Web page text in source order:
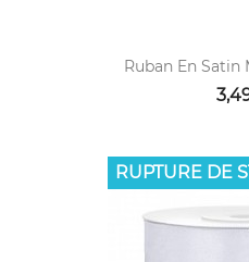
Ruban En Satin
RUPTURE DE